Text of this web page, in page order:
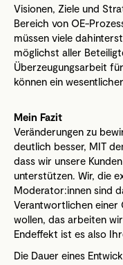
Visionen, Ziele und
Bereich von OE-
müssen viele
möglichst aller
Überzeugungsarbeit
können ein
Mein Fazit
Veränderungen zu
deutlich besser, MIT
dass wir unsere
unterstützen. Wir, die
Moderator:innen sind
Verantwortlichen einer
wollen, das arbeiten
Endeffekt ist es also
Die Dauer eines